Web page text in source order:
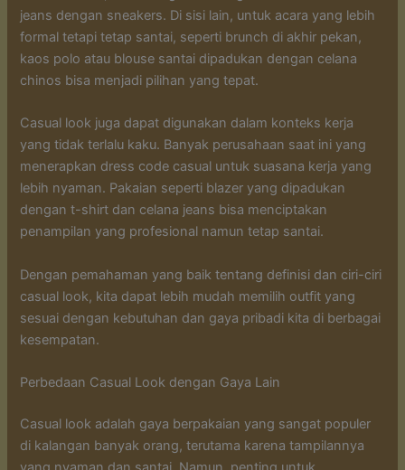
jeans dengan sneakers. Di sisi lain, untuk acara yang lebih
formal tetapi tetap santai, seperti brunch di akhir pekan,
kaos polo atau blouse santai dipadukan dengan celana
chinos bisa menjadi pilihan yang tepat.
Casual look juga dapat digunakan dalam konteks kerja
yang tidak terlalu kaku. Banyak perusahaan saat ini yang
menerapkan dress code casual untuk suasana kerja yang
lebih nyaman. Pakaian seperti blazer yang dipadukan
dengan t-shirt dan celana jeans bisa menciptakan
penampilan yang profesional namun tetap santai.
Dengan pemahaman yang baik tentang definisi dan ciri-ciri
casual look, kita dapat lebih mudah memilih outfit yang
sesuai dengan kebutuhan dan gaya pribadi kita di berbagai
kesempatan.
Perbedaan Casual Look dengan Gaya Lain
Casual look adalah gaya berpakaian yang sangat populer
di kalangan banyak orang, terutama karena tampilannya